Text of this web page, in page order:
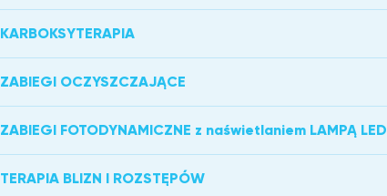
KARBOKSYTERAPIA
ZABIEGI OCZYSZCZAJĄCE
ZABIEGI FOTODYNAMICZNE z naświetlaniem LAMPĄ LED
TERAPIA BLIZN I ROZSTĘPÓW